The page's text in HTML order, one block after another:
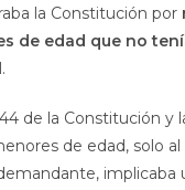
la Constitución por
de edad que no
de la Constitución y
de edad, solo
implicaba